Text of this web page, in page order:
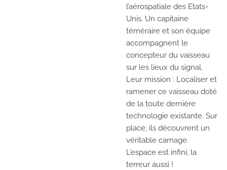
l’aérospatiale des Etats-
Unis. Un capitaine
téméraire et son équipe
accompagnent le
concepteur du vaisseau
sur les lieux du signal.
Leur mission : Localiser et
ramener ce vaisseau doté
de la toute dernière
technologie existante. Sur
place, ils découvrent un
véritable carnage.
L’espace est infini, la
terreur aussi !